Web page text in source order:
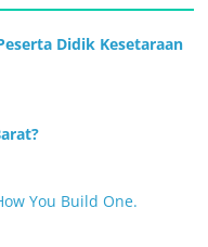
Didik Kesetaraan
You Build One.